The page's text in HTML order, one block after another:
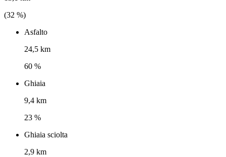
(32 %)
Asfalto
24,5 km
60 %
Ghiaia
9,4 km
23 %
Ghiaia sciolta
2,9 km